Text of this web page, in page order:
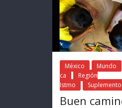
México Mundo
ca
Región
Istmo
Buen